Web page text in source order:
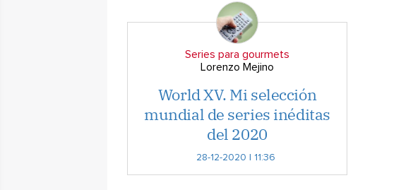
Series para gourmets
Lorenzo Mejino
World XV. Mi selección
mundial de series inéditas
del 2020
28-12-2020 | 11:36